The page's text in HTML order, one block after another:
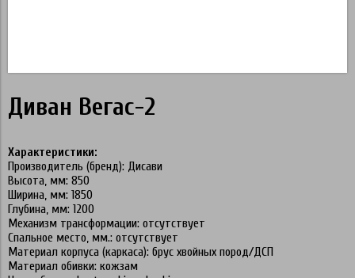
Диван Вегас-2
Характеристики:
Производитель (бренд): Дисави
Высота, мм: 850
Ширина, мм: 1850
Глубина, мм: 1200
Механизм трансформации: отсутствует
Спальное место, мм.: отсутствует
Материал корпуса (каркаса): брус хвойных пород/ДСП
Материал обивки: кожзам